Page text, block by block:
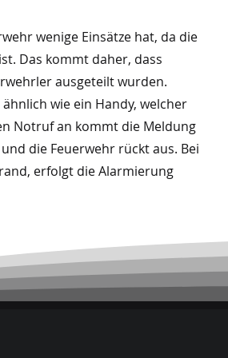
wenige Einsätze hat, da die
Das kommt daher, dass
ausgeteilt wurden.
wie ein Handy, welcher
Notruf an kommt die Meldung
die Feuerwehr rückt aus. Bei
erfolgt die Alarmierung